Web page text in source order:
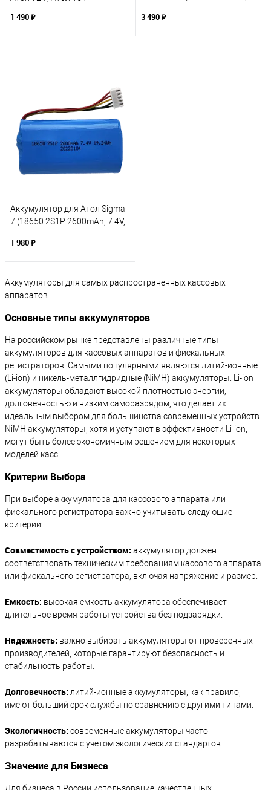
1 490 ₽ 3 490 ₽
Аккумулятор для Атол Sigma
7 (18650 2S1P 2600mAh, 7.4V,
1 980 ₽
Аккумуляторы для самых распространенных кассовых
аппаратов.
Основные типы аккумуляторов
На российском рынке представлены различные типы
аккумуляторов для кассовых аппаратов и фискальных
регистраторов. Самыми популярными являются литий-ионные
(Li-ion) и никель-металлгидридные (NiMH) аккумуляторы. Li-ion
аккумуляторы обладают высокой плотностью энергии,
долговечностью и низким саморазрядом, что делает их
идеальным выбором для большинства современных устройств.
NiMH аккумуляторы, хотя и уступают в эффективности Li-ion,
могут быть более экономичным решением для некоторых
моделей касс.
Критерии Выбора
При выборе аккумулятора для кассового аппарата или
фискального регистратора важно учитывать следующие
критерии:
Совместимость с устройством: аккумулятор должен
соответствовать техническим требованиям кассового аппарата
или фискального регистратора, включая напряжение и размер.
Емкость: высокая емкость аккумулятора обеспечивает
длительное время работы устройства без подзарядки.
Надежность: важно выбирать аккумуляторы от проверенных
производителей, которые гарантируют безопасность и
стабильность работы.
Долговечность: литий-ионные аккумуляторы, как правило,
имеют больший срок службы по сравнению с другими типами.
Экологичность: современные аккумуляторы часто
разрабатываются с учетом экологических стандартов.
Значение для Бизнеса